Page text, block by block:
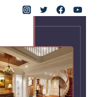
التجاوز